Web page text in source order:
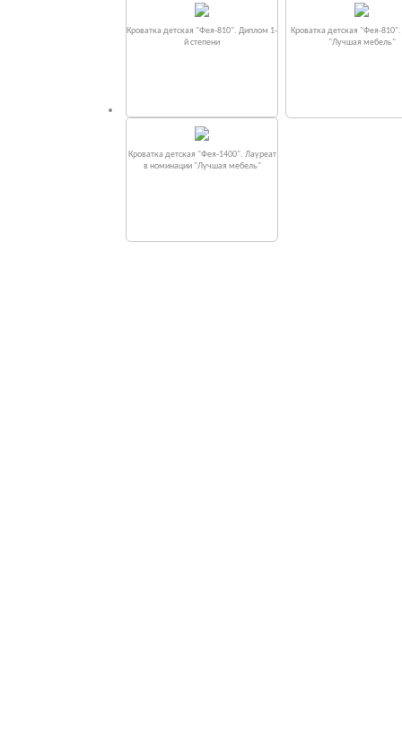
Кроватка детская "Фея-810". Диплом 1-
й степени
Кроватка детская "Фея-
"Лучшая мебель"
Кроватка детская "Фея-1400". Лауреат
в номинации "Лучшая мебель"